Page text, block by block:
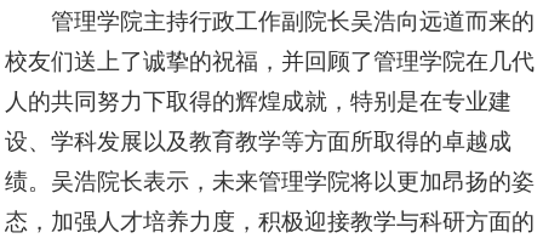
管理学院主持行政工作副院长吴浩向远道而来的
校友们送上了诚挚的祝福，并回顾了管理学院在几代
人的共同努力下取得的辉煌成就，特别是在专业建
设、学科发展以及教育教学等方面所取得的卓越成
绩。吴浩院长表示，未来管理学院将以更加昂扬的姿
态，加强人才培养力度，积极迎接教学与科研方面的